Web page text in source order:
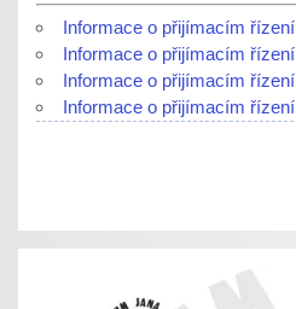
Informace o přijímacím
Informace o přijímacím
Informace o přijímacím
Informace o přijímacím